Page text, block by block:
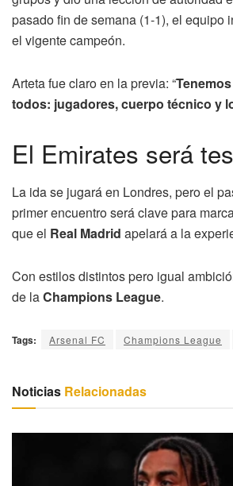
pasado fin de semana (1-1), el equipo
el vigente campeón.
Arteta fue claro en la previa: “
todos: jugadores, cuerpo técnico y
El Emirates será
La ida se jugará en Londres, pero el
primer encuentro será clave para
que el Real Madrid apelará a la
Con estilos distintos pero igual
de laChampions League.
Tags: Arsenal FC Champions League
Noticias Relacionadas